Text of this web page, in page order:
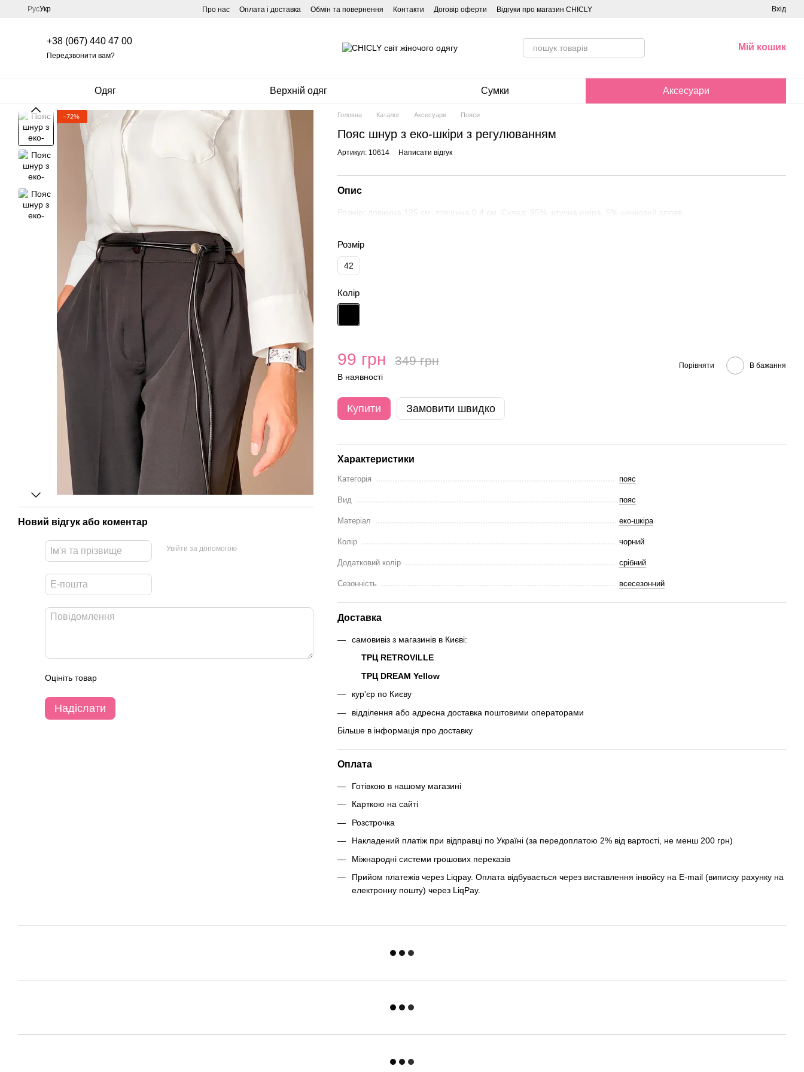
Перейти до основного контенту
РусУкр Про нас Оплата і доставка Обмін та повернення Контакти Договір оферти Відгуки про магазин CHICLY Вхід
+38 (067) 440 47 00
Передзвонити вам?
Мій кошик
Одяг Верхній одяг Сумки Аксесуари
−72%
Новий відгук або коментар
Увійти за допомогою
Оцініть товар
Надіслати
Головна Каталог Аксесуари Пояси
Пояс шнур з еко-шкіри з регулюванням
Артикул: 10614 Написати відгук
Опис
Розмір: довжина 125 см, товщина 0,4 см. Склад: 95% штучна шкіра, 5% цинковий сплав.
Розмір
42
Колір
99 грн 349 грн
В наявності
Порівняти В бажання
Купити Замовити швидко
Характеристики
Категорія пояс
Вид пояс
Матеріал еко-шкіра
Колір чорний
Додатковий колір срібний
Сезонність всесезонний
Доставка
самовивіз з магазинів в Києві:
ТРЦ RETROVILLE
ТРЦ DREAM Yellow
кур'єр по Києву
відділення або адресна доставка поштовими операторами
Більше в інформація про доставку
Оплата
Готівкою в нашому магазині
Карткою на сайті
Розстрочка
Накладений платіж при відправці по Україні (за передоплатою 2% від вартості, не менш 200 грн)
Міжнародні системи грошових переказів
Прийом платежів через Liqpay. Оплата відбувається через виставлення інвойсу на E-mail (виписку рахунку на
електронну пошту) через LiqPay.